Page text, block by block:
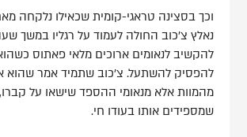
וכך בסצינה טראגי-קומית שכאילו נלקחה
נאלץ צ'כוב החולה לעמוד על רגליו במשך
להקשיב לנאומים ארוכים מלאי פאתוס כשהוא
להפסיק להשתעל. צ'כוב שתמיד אמר שהוא
מהמוות אלא מנאומי ההספד שישאו על
שמספידים אותו בעודו חי.